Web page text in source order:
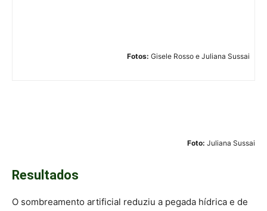
Fotos: Gisele Rosso e Juliana Sussai
Foto: Juliana Sussai
Resultados
O sombreamento artificial reduziu a pegada hídrica e de